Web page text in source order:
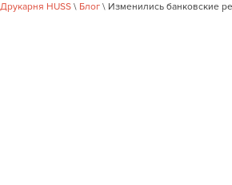
Друкарня HUSS \ Блог \ Изменились банковские